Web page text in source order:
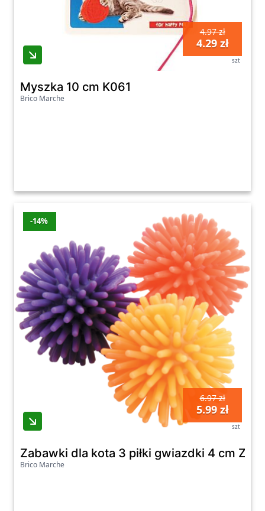
4.97 zł
4.29 zł
szt
Myszka 10 cm K061
Brico Marche
-14%
6.97 zł
5.99 zł
szt
Zabawki dla kota 3 piłki gwiazdki 4 cm
Brico Marche